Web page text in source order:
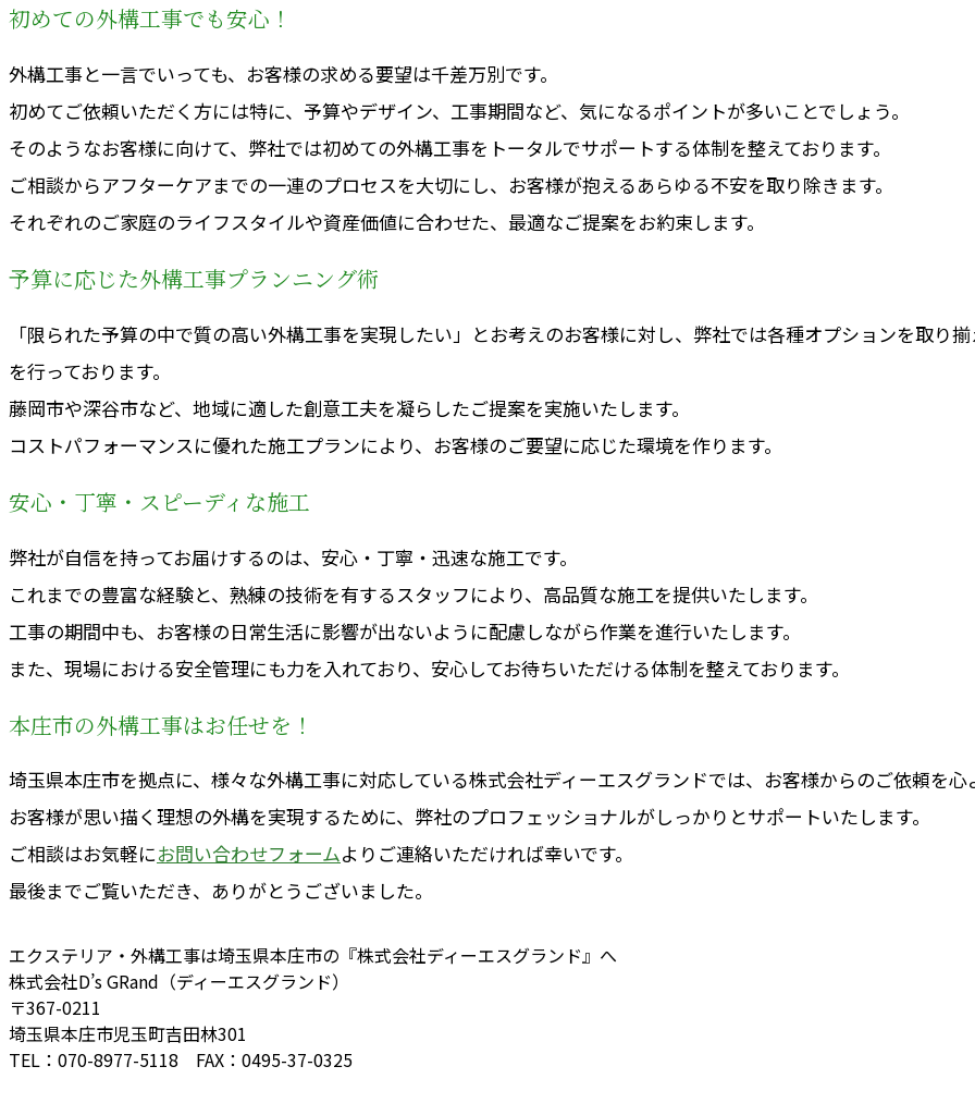
初めての外構工事でも安心！
外構工事と一言でいっても、お客様の求める要望は千差万別です。
初めてご依頼いただく方には特に、予算やデザイン、工事期間など、気になるポイントが多いことでしょう。
そのようなお客様に向けて、弊社では初めての外構工事をトータルでサポートする体制を整えております。
ご相談からアフターケアまでの一連のプロセスを大切にし、お客様が抱えるあらゆる不安を取り除きます。
それぞれのご家庭のライフスタイルや資産価値に合わせた、最適なご提案をお約束します。
予算に応じた外構工事プランニング術
「限られた予算の中で質の高い外構工事を実現したい」とお考えのお客様に対し、弊社では各種オプションを取り
を行っております。
藤岡市や深谷市など、地域に適した創意工夫を凝らしたご提案を実施いたします。
コストパフォーマンスに優れた施工プランにより、お客様のご要望に応じた環境を作ります。
安心・丁寧・スピーディな施工
弊社が自信を持ってお届けするのは、安心・丁寧・迅速な施工です。
これまでの豊富な経験と、熟練の技術を有するスタッフにより、高品質な施工を提供いたします。
工事の期間中も、お客様の日常生活に影響が出ないように配慮しながら作業を進行いたします。
また、現場における安全管理にも力を入れており、安心してお待ちいただける体制を整えております。
本庄市の外構工事はお任せを！
埼玉県本庄市を拠点に、様々な外構工事に対応している株式会社ディーエスグランドでは、お客様からのご依頼を心
お客様が思い描く理想の外構を実現するために、弊社のプロフェッショナルがしっかりとサポートいたします。
ご相談はお気軽にお問い合わせフォームよりご連絡いただければ幸いです。
最後までご覧いただき、ありがとうございました。
エクステリア・外構工事は埼玉県本庄市の『株式会社ディーエスグランド』へ
株式会社D’s GRand（ディーエスグランド）
〒367-0211
埼玉県本庄市児玉町吉田林301
TEL：070-8977-5118 FAX：0495-37-0325